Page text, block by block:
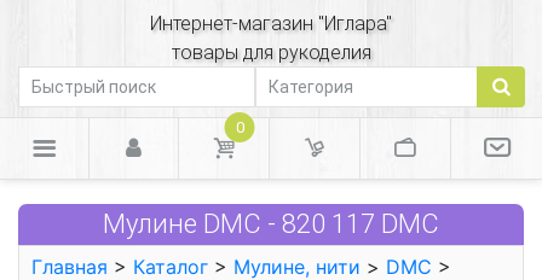
Интернет-магазин "Иглара"
товары для рукоделия
0
Мулине DMC - 820 117 DMC
Главная > Каталог > Мулине, нити > DMC >